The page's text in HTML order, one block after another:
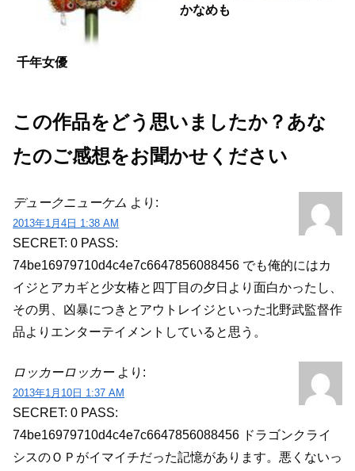
千年女優
かなめも
この作品をどう思いましたか？あな
たのご感想をお聞かせください
デュークニューケム より:
2013年1月4日 1:38 AM
SECRET: 0 PASS:
74be16979710d4c4e7c6647856088456 でも俺的にはカ
イジとアカギと少女椿と四丁目の夕日より面白かったし、
その男、凶暴につきとアウトレイジといった北野武監督作
品よりエンターテイメントしていると思う。
ロッカーロッカー より:
2013年1月10日 1:37 AM
SECRET: 0 PASS:
74be16979710d4c4e7c6647856088456 ドラゴンクライ
シスのＯＰがイマイチだった記憶があります。悪くないっ